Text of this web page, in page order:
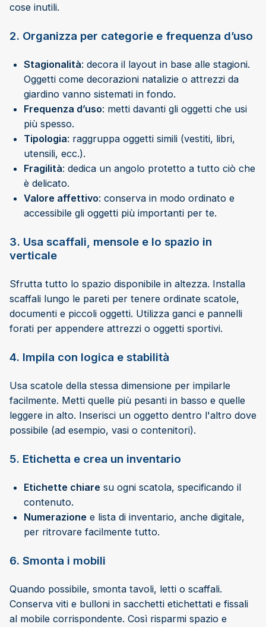
cose inutili.
2. Organizza per categorie e frequenza d’uso
Stagionalità: decora il layout in base alle stagioni.
Oggetti come decorazioni natalizie o attrezzi da
giardino vanno sistemati in fondo.
Frequenza d’uso: metti davanti gli oggetti che usi
più spesso.
Tipologia: raggruppa oggetti simili (vestiti, libri,
utensili, ecc.).
Fragilità: dedica un angolo protetto a tutto ciò che
è delicato.
Valore affettivo: conserva in modo ordinato e
accessibile gli oggetti più importanti per te.
3. Usa scaffali, mensole e lo spazio in
verticale
Sfrutta tutto lo spazio disponibile in altezza. Installa
scaffali lungo le pareti per tenere ordinate scatole,
documenti e piccoli oggetti. Utilizza ganci e pannelli
forati per appendere attrezzi o oggetti sportivi.
4. Impila con logica e stabilità
Usa scatole della stessa dimensione per impilarle
facilmente. Metti quelle più pesanti in basso e quelle
leggere in alto. Inserisci un oggetto dentro l'altro dove
possibile (ad esempio, vasi o contenitori).
5. Etichetta e crea un inventario
Etichette chiare su ogni scatola, specificando il
contenuto.
Numerazione e lista di inventario, anche digitale,
per ritrovare facilmente tutto.
6. Smonta i mobili
Quando possibile, smonta tavoli, letti o scaffali.
Conserva viti e bulloni in sacchetti etichettati e fissali
al mobile corrispondente. Così risparmi spazio e